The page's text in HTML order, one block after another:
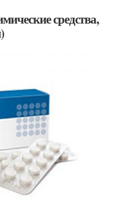
средства,